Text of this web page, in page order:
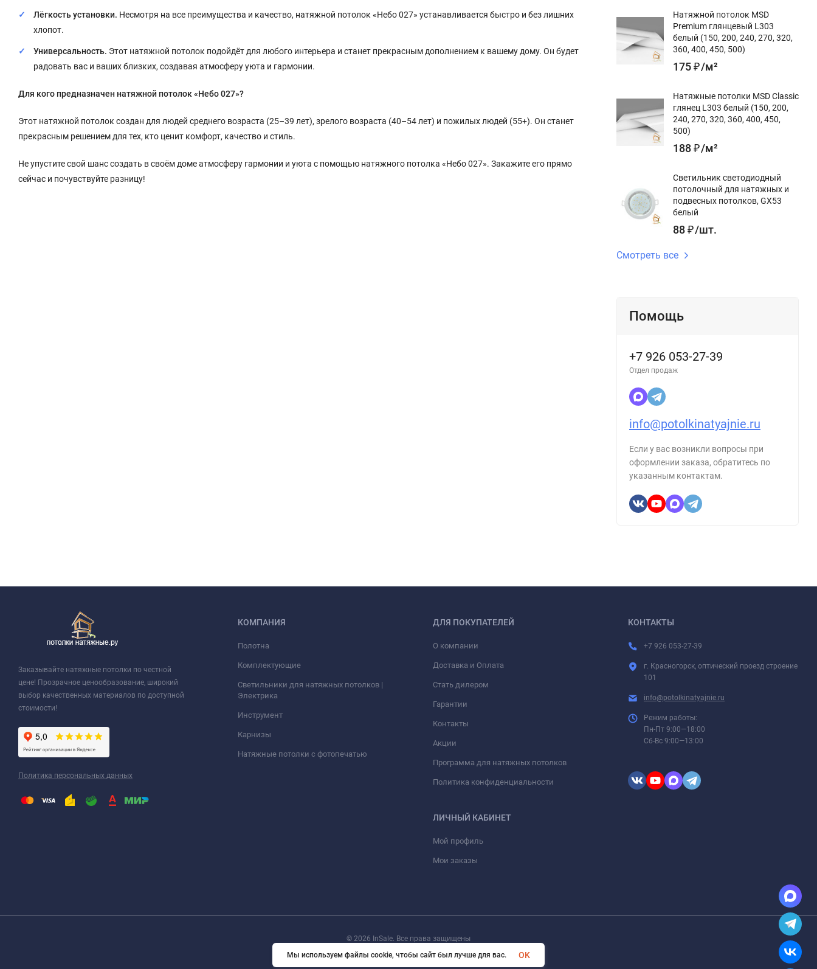
Лёгкость установки. Несмотря на все преимущества и качество, натяжной потолок «Небо 027» устанавливается быстро и без лишних
хлопот.
Универсальность. Этот натяжной потолок подойдёт для любого интерьера и станет прекрасным дополнением к вашему дому. Он будет
радовать вас и ваших близких, создавая атмосферу уюта и гармонии.
Для кого предназначен натяжной потолок «Небо 027»?
Этот натяжной потолок создан для людей среднего возраста (25–39 лет), зрелого возраста (40–54 лет) и пожилых людей (55+). Он станет
прекрасным решением для тех, кто ценит комфорт, качество и стиль.
Не упустите свой шанс создать в своём доме атмосферу гармонии и уюта с помощью натяжного потолка «Небо 027». Закажите его прямо
сейчас и почувствуйте разницу!
Натяжной потолок MSD
Premium глянцевый L303
белый (150, 200, 240, 270, 320,
360, 400, 450, 500)
175₽/м²
Натяжные потолки MSD Classic
глянец L303 белый (150, 200,
240, 270, 320, 360, 400, 450,
500)
188₽/м²
Светильник светодиодный
потолочный для натяжных и
подвесных потолков, GX53
белый
88₽/шт.
Смотреть все
Помощь
+7 926 053-27-39
Отдел продаж
info@potolkinatyajnie.ru
Если у вас возникли вопросы при
оформлении заказа, обратитесь по
указанным контактам.
Заказывайте натяжные потолки по честной
цене! Прозрачное ценообразование, широкий
выбор качественных материалов по доступной
стоимости!
Политика персональных данных
КОМПАНИЯ
Полотна
Комплектующие
Светильники для натяжных потолков |
Электрика
Инструмент
Карнизы
Натяжные потолки с фотопечатью
ДЛЯ ПОКУПАТЕЛЕЙ
О компании
Доставка и Оплата
Стать дилером
Гарантии
Контакты
Акции
Программа для натяжных потолков
Политика конфиденциальности
ЛИЧНЫЙ КАБИНЕТ
Мой профиль
Мои заказы
КОНТАКТЫ
+7 926 053-27-39
г. Красногорск, оптический проезд строение
101
info@potolkinatyajnie.ru
Режим работы:
Пн-Пт 9:00—18:00
Сб-Вс 9:00—13:00
© 2026 InSale. Все права защищены
Мы используем файлы cookie, чтобы сайт был лучше для вас.
OK